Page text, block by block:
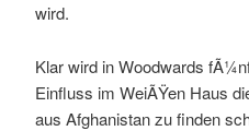
wird.
Klar wird in Woodwards
Einfluss im WeiÃŸen Haus
aus Afghanistan zu finden